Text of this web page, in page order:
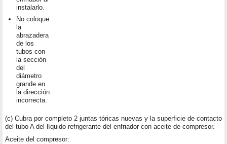
instalarlo.
No coloque
la
abrazadera
de los
tubos con
la sección
del
diámetro
grande en
la dirección
incorrecta.
(c) Cubra por completo 2 juntas tóricas nuevas y la superficie de contacto
del tubo A del líquido refrigerante del enfriador con aceite de compresor.
Aceite del compresor: